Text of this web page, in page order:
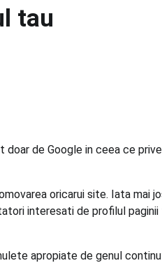
tau
doar de Google in ceea ce
oricarui site. Iata mai
interesati de profilul paginii
apropiate de genul